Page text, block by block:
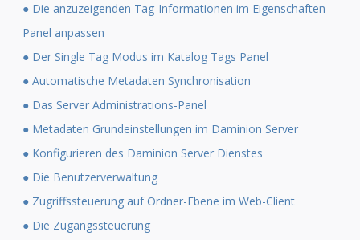
● Die anzuzeigenden Tag-Informationen im Eigenschaften
Panel anpassen
● Der Single Tag Modus im Katalog Tags Panel
● Automatische Metadaten Synchronisation
● Das Server Administrations-Panel
● Metadaten Grundeinstellungen im Daminion Server
● Konfigurieren des Daminion Server Dienstes
● Die Benutzerverwaltung
● Zugriffssteuerung auf Ordner-Ebene im Web-Client
● Die Zugangssteuerung